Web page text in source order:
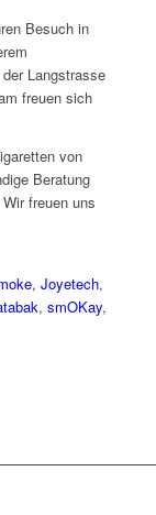
Besuch in
Langstrasse
freuen sich
von
Beratung
freuen uns
, Joyetech,
, smOKay,